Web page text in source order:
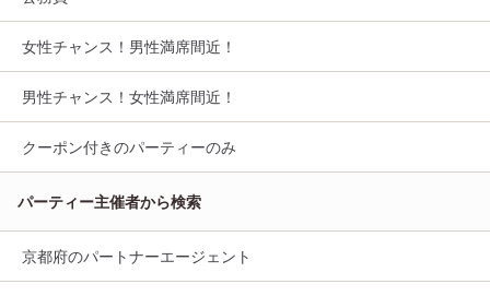
女性チャンス！男性満席間近！
男性チャンス！女性満席間近！
クーポン付きのパーティーのみ
パーティー主催者から検索
京都府のパートナーエージェント